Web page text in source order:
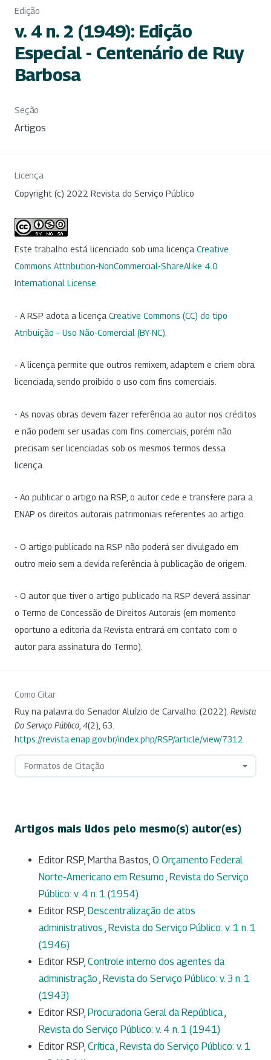
Edição
v. 4 n. 2 (1949): Edição
Especial - Centenário de Ruy
Barbosa
Seção
Artigos
Licença
Copyright (c) 2022 Revista do Serviço Público
Este trabalho está licenciado sob uma licença Creative
Commons Attribution-NonCommercial-ShareAlike 4.0
International License
- A RSP adota a licença Creative Commons (CC) do tipo
Atribuição – Uso Não-Comercial (BY-NC)
- A licença permite que outros remixem, adaptem e criem obra
licenciada, sendo proibido o uso com fins comerciais.
- As novas obras devem fazer referência ao autor nos créditos
e não podem ser usadas com fins comerciais, porém não
precisam ser licenciadas sob os mesmos termos dessa
licença.
- Ao publicar o artigo na RSP, o autor cede e transfere para a
ENAP os direitos autorais patrimoniais referentes ao artigo.
- O artigo publicado na RSP não poderá ser divulgado em
outro meio sem a devida referência à publicação de origem.
- O autor que tiver o artigo publicado na RSP deverá assinar
o Termo de Concessão de Direitos Autorais (em momento
oportuno a editoria da Revista entrará em contato com o
autor para assinatura do Termo).
Como Citar
Ruy na palavra do Senador Aluízio de Carvalho. (2022). Revista
Do Serviço Público, 4(2), 63.
https://revista.enap.gov.br/index.php/RSP/article/view/7312
Formatos de Citação
Artigos mais lidos pelo mesmo(s) autor(es)
Editor RSP, Martha Bastos, O Orçamento Federal
Norte-Americano em Resumo , Revista do Serviço
Público: v. 4 n. 1 (1954)
Editor RSP, Descentralização de atos
administrativos , Revista do Serviço Público: v. 1 n. 1
(1946)
Editor RSP, Controle interno dos agentes da
administração , Revista do Serviço Público: v. 3 n. 1
(1943)
Editor RSP, Procuradoria Geral da República,
Revista do Serviço Público: v. 4 n. 1 (1941)
Editor RSP, Crítica, Revista do Serviço Público: v. 1